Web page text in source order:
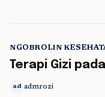
NGOBROLIN
Terapi Gizi
ad admrozi